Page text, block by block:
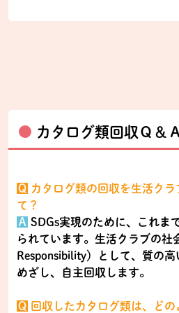
カタログ類回収Ｑ＆Ａ
Ｑ カタログ類の回収を生活ク
て？
Ａ SDGs実現のために、これま
られています。生活クラブの社
Responsibility）として、質の
めざし、自主回収します。
Ｑ 回収したカタログ類は、ど